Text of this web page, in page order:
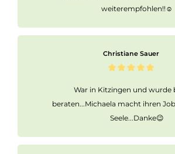
weiterempfohlen!!☺️
Christiane Sauer
War in Kitzingen und wurde
beraten...Michaela macht ihren
Seele...Danke😉